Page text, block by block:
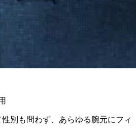
別も問わず、あらゆる腕元にフィ